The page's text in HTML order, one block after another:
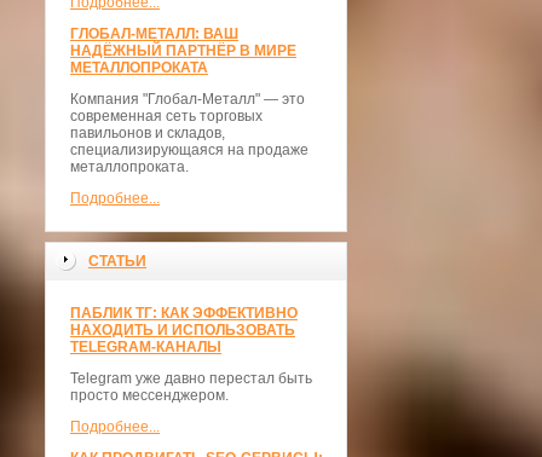
ГЛОБАЛ-МЕТАЛЛ: ВАШ
НАДЁЖНЫЙ ПАРТНЁР В МИРЕ
МЕТАЛЛОПРОКАТА
Компания "Глобал-Металл" — это
современная сеть торговых
павильонов и складов,
специализирующаяся на продаже
металлопроката.
Подробнее...
СТАТЬИ
ПАБЛИК ТГ: КАК ЭФФЕКТИВНО
НАХОДИТЬ И ИСПОЛЬЗОВАТЬ
TELEGRAM-КАНАЛЫ
Telegram уже давно перестал быть
просто мессенджером.
Подробнее...